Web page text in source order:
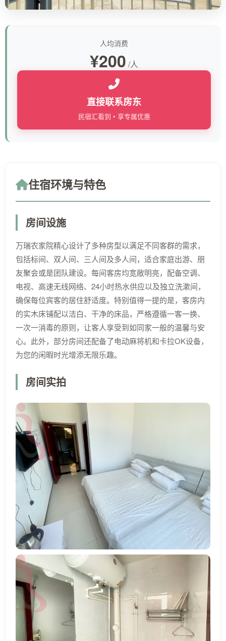
人均消费
¥200 /人
直接联系房东
民宿汇看到 • 享专属优惠
住宿环境与特色
房间设施
万瑞农家院精心设计了多种房型以满足不同客群的需求，
包括标间、双人间、三人间及多人间，适合家庭出游、朋
友聚会或是团队建设。每间客房均宽敞明亮，配备空调、
电视、高速无线网络、24小时热水供应以及独立洗漱间，
确保每位宾客的居住舒适度。特别值得一提的是，客房内
的实木床铺配以洁白、干净的床品，严格遵循一客一换、
一次一消毒的原则，让客人享受到如同家一般的温馨与安
心。此外，部分房间还配备了电动麻将机和卡拉OK设备，
为您的闲暇时光增添无限乐趣。
房间实拍